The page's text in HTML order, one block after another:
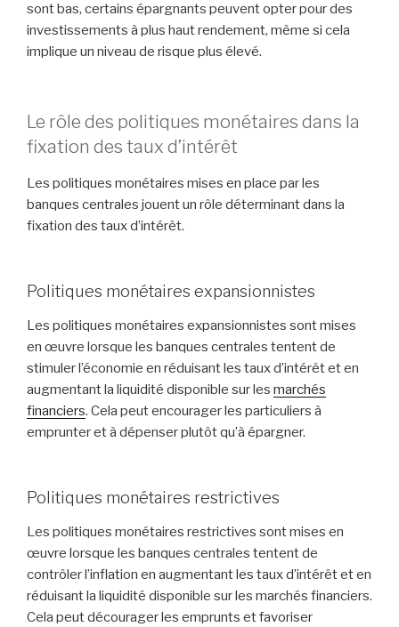
sont bas, certains épargnants peuvent opter pour des
investissements à plus haut rendement, même si cela
implique un niveau de risque plus élevé.
Le rôle des politiques monétaires dans la
fixation des taux d’intérêt
Les politiques monétaires mises en place par les
banques centrales jouent un rôle déterminant dans la
fixation des taux d’intérêt.
Politiques monétaires expansionnistes
Les politiques monétaires expansionnistes sont mises
en œuvre lorsque les banques centrales tentent de
stimuler l’économie en réduisant les taux d’intérêt et en
augmentant la liquidité disponible sur les marchés
financiers. Cela peut encourager les particuliers à
emprunter et à dépenser plutôt qu’à épargner.
Politiques monétaires restrictives
Les politiques monétaires restrictives sont mises en
œuvre lorsque les banques centrales tentent de
contrôler l’inflation en augmentant les taux d’intérêt et en
réduisant la liquidité disponible sur les marchés financiers.
Cela peut décourager les emprunts et favoriser